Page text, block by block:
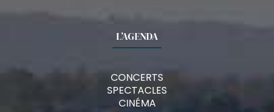
L’AGENDA
CONCERTS
SPECTACLES
CINÉMA